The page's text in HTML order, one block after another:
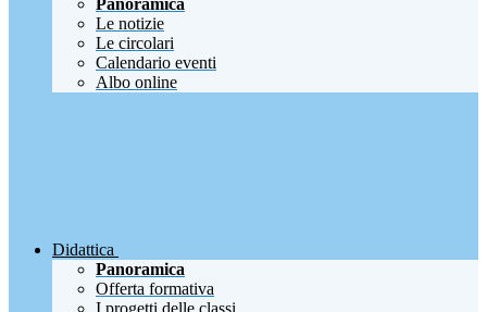
Panoramica
Le notizie
Le circolari
Calendario eventi
Albo online
Didattica
Panoramica
Offerta formativa